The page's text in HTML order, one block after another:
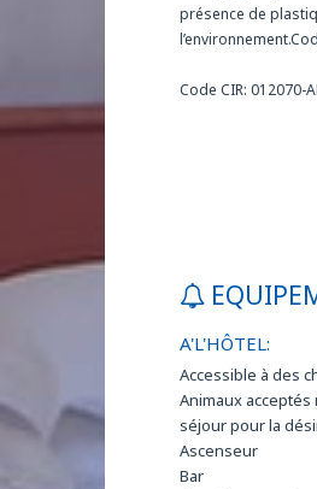
présence de
Code CIR: 012070-
A'L'HÔTEL:
Accessible à des
Animaux
séjour pour la
Ascenseur
Bar